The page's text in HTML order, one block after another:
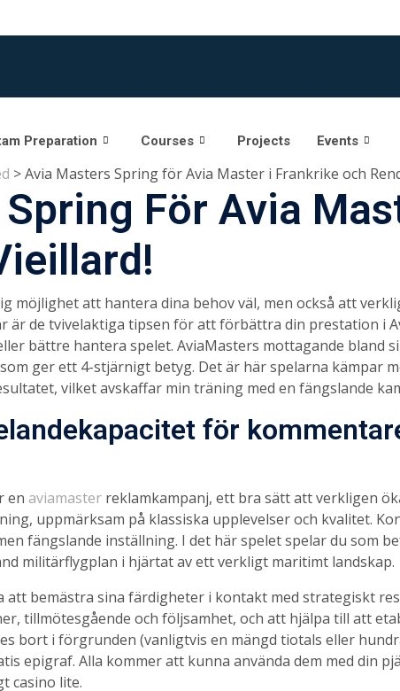
Preparation Courses Projects Events
>Avia Masters Spring för Avia Master i Frankrike och
För Avia
möjlighet att hantera dina behov väl, men också att
är de tvivelaktiga tipsen för att förbättra din prestation i
bättre hantera spelet. AviaMasters mottagande bland
ger ett 4-stjärnigt betyg. Det är här spelarna kämpar
vilket avskaffar min träning med en fängslande
för
en aviamaster reklamkampanj, ett bra sätt att verkligen
uppmärksam på klassiska upplevelser och kvalitet.
fängslande inställning. I det här spelet spelar du som
militärflygplan i hjärtat av ett verkligt maritimt landskap.
att bemästra sina färdigheter i kontakt med strategiskt
tillmötesgående och följsamhet, och att hjälpa till att
bort i förgrunden (vanligtvis en mängd tiotals eller
epigraf. Alla kommer att kunna använda dem med din
casino lite.